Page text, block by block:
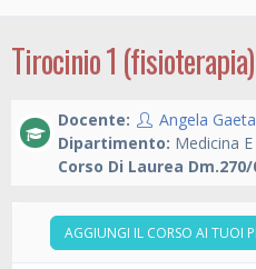
Tirocinio 1 (fisioterapia)
Docente:
Angela Gaeta
Dipartimento: Medicina
Corso Di Laurea Dm.270/
AGGIUNGI IL CORSO AI TUOI